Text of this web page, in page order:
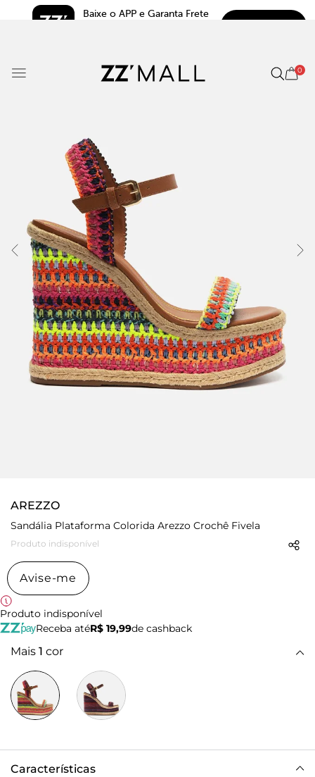
Baixe o APP e Garanta Frete
0
AREZZO
Sandália Plataforma Colorida Arezzo Crochê Fivela
Produto indisponível
Avise-me
Produto indisponível
Receba atéR$ 19,99de cashback
Mais 1 cor
Características